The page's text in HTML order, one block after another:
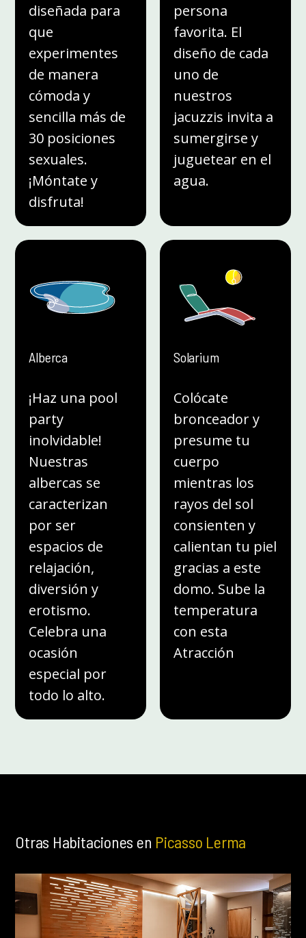
diseñada para
que
experimentes
de manera
cómoda y
sencilla más de
30 posiciones
sexuales.
¡Móntate y
disfruta!
persona
favorita. El
diseño de cada
uno de
nuestros
jacuzzis invita a
sumergirse y
juguetear en el
agua.
Alberca
¡Haz una pool
party
inolvidable!
Nuestras
albercas se
caracterizan
por ser
espacios de
relajación,
diversión y
erotismo.
Celebra una
ocasión
especial por
todo lo alto.
Solarium
Colócate
bronceador y
presume tu
cuerpo
mientras los
rayos del sol
consienten y
calientan tu piel
gracias a este
domo. Sube la
temperatura
con esta
Atracción
Otras Habitaciones en Picasso Lerma